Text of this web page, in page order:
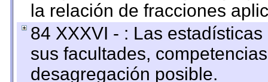
la relación de fracciones
84 XXXVI - : Las
sus facultades,
desagregación posible.